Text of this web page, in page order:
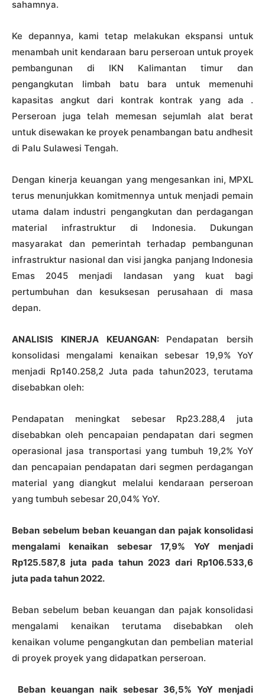
sahamnya.
Ke depannya, kami tetap melakukan ekspansi
untuk
menambah unit kendaraan baru perseroan untuk proyek
pembangunan di IKN Kalimantan timur dan
pengangkutan limbah batu bara untuk memenuhi
kapasitas angkut dari kontrak kontrak yang ada .
Perseroan juga telah memesan sejumlah alat berat
untuk disewakan ke proyek penambangan batu andhesit
di Palu Sulawesi Tengah.
Dengan kinerja keuangan yang mengesankan ini, MPXL
terus menunjukkan komitmennya untuk menjadi pemain
utama dalam industri pengangkutan dan perdagangan
material infrastruktur di Indonesia. Dukungan
masyarakat dan pemerintah terhadap pembangunan
infrastruktur nasional dan visi jangka panjang Indonesia
Emas 2045 menjadi landasan yang kuat bagi
pertumbuhan dan kesuksesan perusahaan di masa
depan.
ANALISIS KINERJA KEUANGAN: Pendapatan bersih
konsolidasi mengalami kenaikan sebesar 19,9% YoY
menjadi Rp140.258,2 Juta pada tahun2023, terutama
disebabkan oleh:
Pendapatan meningkat sebesar Rp23.288,4 juta
disebabkan oleh pencapaian pendapatan dari segmen
operasional jasa transportasi yang tumbuh 19,2% YoY
dan pencapaian pendapatan dari segmen perdagangan
material yang diangkut melalui kendaraan perseroan
yang tumbuh sebesar 20,04% YoY.
Beban sebelum beban keuangan dan pajak konsolidasi
mengalami kenaikan sebesar 17,9% YoY menjadi
Rp125.587,8 juta pada tahun 2023 dari Rp106.533,6
juta pada tahun 2022.
Beban sebelum beban keuangan dan pajak konsolidasi
mengalami kenaikan terutama disebabkan oleh
kenaikan volume pengangkutan dan pembelian material
di proyek proyek yang didapatkan perseroan.
Beban keuangan naik sebesar 36,5% YoY menjadi